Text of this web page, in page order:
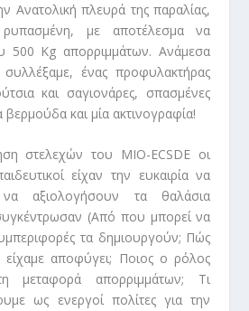
Ανατολική πλευρά της παραλίας,
με αποτέλεσμα να
500 Kg απορριμμάτων. Ανάμεσα
ένας προφυλακτήρας
και σαγιονάρες, σπασμένες
βερμούδα και μία ακτινογραφία!
στελεχών του ΜΙΟ-ECSDE οι
είχαν την ευκαιρία να
αξιολογήσουν τα θαλάσια
(Από που μπορεί να
τα δημιουργούν; Πώς
αποφύγει; Ποιος ο ρόλος
μεταφορά απορριμμάτων; Τι
ως ενεργοί πολίτες για την